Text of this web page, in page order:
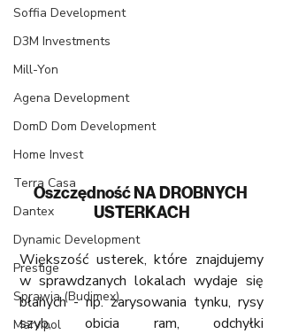
Soffia Development
D3M Investments
Mill-Yon
Agena Development
DomD Dom Development
Home Invest
Terra Casa
Dantex
Dynamic Development
Prestige
Sprawia (Budimex)
Marvipol
Oszczędność NA DROBNYCH
USTERKACH
Większość usterek, które znajdujemy
w sprawdzanych lokalach wydaje się
błahych - np. zarysowania tynku, rysy
szyb, obicia ram, odchyłki